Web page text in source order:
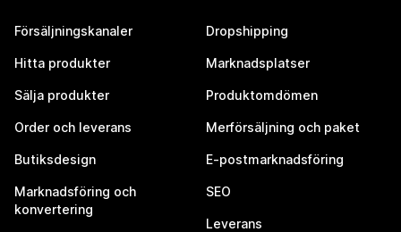
Försäljningskanaler
Hitta produkter
Sälja produkter
Order och leverans
Butiksdesign
Marknadsföring och
konvertering
Dropshipping
Marknadsplatser
Produktomdömen
Merförsäljning och paket
E-postmarknadsföring
SEO
Leverans